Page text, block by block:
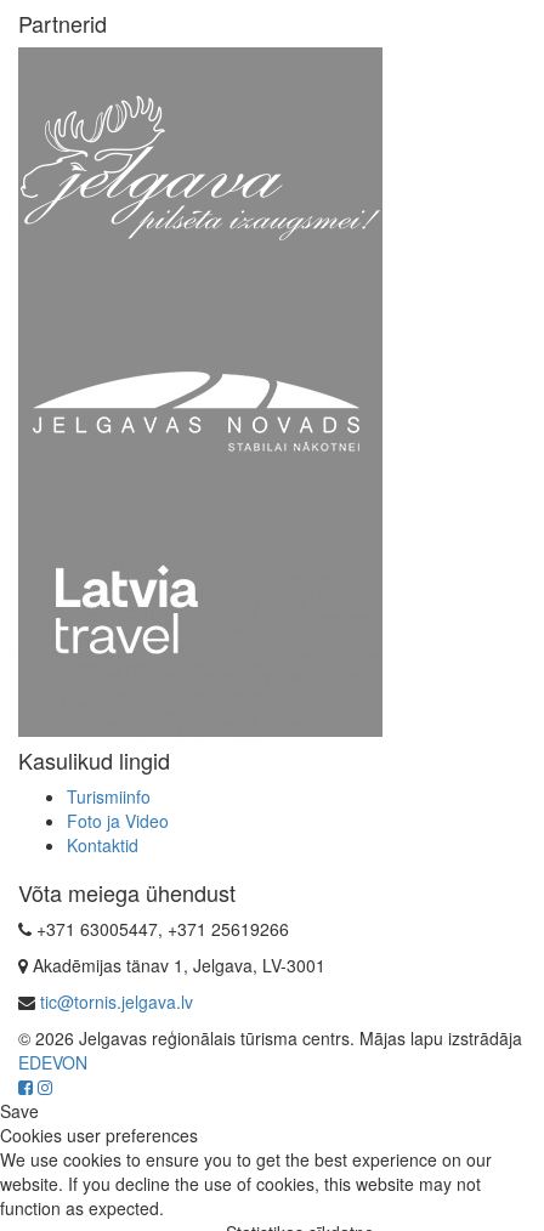
Partnerid
Kasulikud lingid
Turismiinfo
Foto ja Video
Kontaktid
Võta meiega ühendust
+371 63005447, +371 25619266
Akadēmijas tänav 1, Jelgava, LV-3001
tic@tornis.jelgava.lv
© 2026 Jelgavas reģionālais tūrisma centrs. Mājas lapu izstrādāja
EDEVON
Save
Cookies user preferences
We use cookies to ensure you to get the best experience on our
website. If you decline the use of cookies, this website may not
function as expected.